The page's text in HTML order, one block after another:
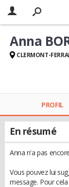
Anna
CLERMONT-
PROFIL
En résumé
Anna n'a pas
Vous pouvez lui
message. Pour